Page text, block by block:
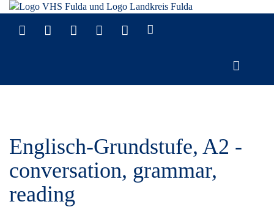
Englisch-Grundstufe, A2 -
conversation, grammar,
reading